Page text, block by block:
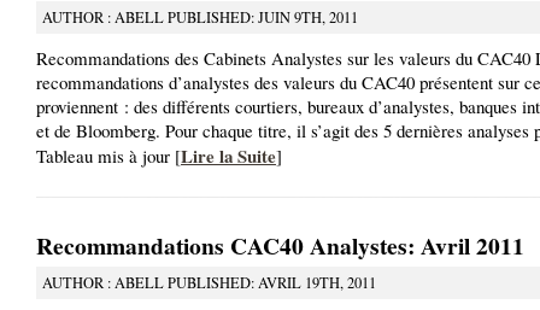
AUTHOR : ABELL PUBLISHED: JUIN 9TH, 2011
Recommandations des Cabinets Analystes sur les valeurs du CAC40
recommandations d’analystes des valeurs du CAC40 présentent sur
proviennent : des différents courtiers, bureaux d’analystes, banques
et de Bloomberg. Pour chaque titre, il s’agit des 5 dernières analyses
Tableau mis à jour [Lire la Suite]
Recommandations CAC40 Analystes: Avril 2011
AUTHOR : ABELL PUBLISHED: AVRIL 19TH, 2011